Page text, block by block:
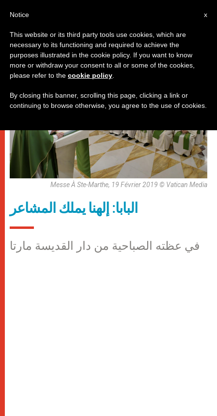
باباوات
Messe À Ste-Marthe, 19 Février 2019 © Vatican Media
البابا: إلهنا يملك المشاعر
في عظته الصباحية من دار القديسة مارتا
x
Notice
This website or its third party tools use cookies, which are
necessary to its functioning and required to achieve the
purposes illustrated in the cookie policy. If you want to know
more or withdraw your consent to all or some of the cookies,
please refer to the cookie policy
By closing this banner, scrolling this page, clicking a link or
continuing to browse otherwise, you agree to the use of cookies.